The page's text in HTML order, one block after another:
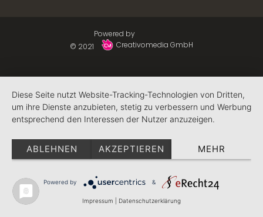
© 2021
Powered by
Creativomedia GmbH
Diese Seite nutzt Website-Tracking-Technologien von Dritten,
um ihre Dienste anzubieten, stetig zu verbessern und Werbung
entsprechend den Interessen der Nutzer anzuzeigen.
ABLEHNEN AKZEPTIEREN MEHR
Powered by &
Impressum Datenschutzerklärung